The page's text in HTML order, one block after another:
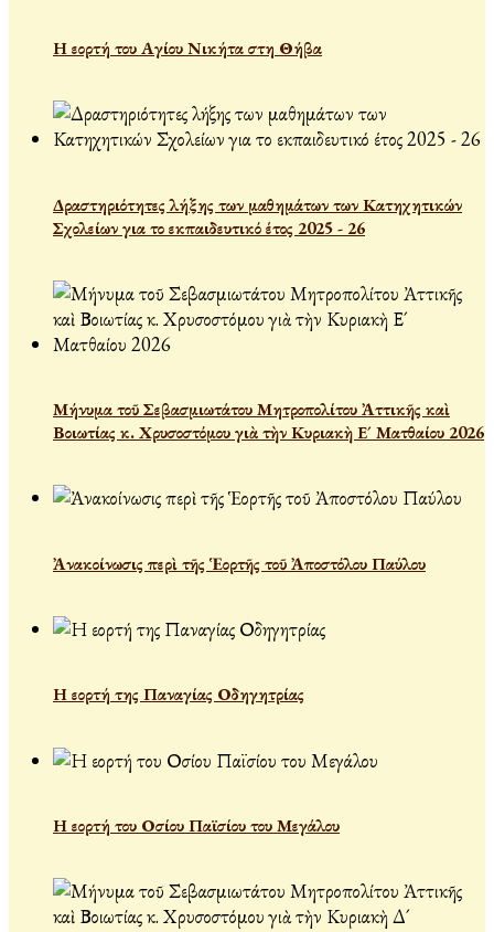
Η εορτή του Αγίου Νικήτα στη Θήβα
Δραστηριότητες λήξης των μαθημάτων των Κατηχητικών
Σχολείων για το εκπαιδευτικό έτος 2025 - 26
Μήνυμα τοῦ Σεβασμιωτάτου Μητροπολίτου Ἀττικῆς καὶ
Βοιωτίας κ. Χρυσοστόμου γιὰ τὴν Κυριακὴ Ε´ Ματθαίου 2026
Ἀνακοίνωσις περὶ τῆς Ἑορτῆς τοῦ Ἀποστόλου Παύλου
Η εορτή της Παναγίας Οδηγητρίας
Η εορτή του Οσίου Παϊσίου του Μεγάλου